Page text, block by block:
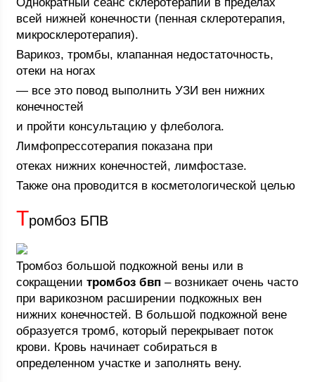
всей нижней конечности (пенная склеротерапия,
микросклеротерапия).
Варикоз, тромбы, клапанная недостаточность,
отеки на ногах
— все это повод выполнить УЗИ вен нижних
конечностей
и пройти консультацию у флеболога.
Лимфопрессотерапия показана при
отеках нижних конечностей, лимфостазе.
Также она проводится в косметологической целью
Тромбоз БПВ
Тромбоз большой подкожной вены или в
сокращениитромбоз бвп – возникает очень часто
при варикозном расширении подкожных вен
нижних конечностей. В большой подкожной вене
образуется тромб, который перекрывает поток
крови. Кровь начинает собираться в
определенном участке и заполнять вену.